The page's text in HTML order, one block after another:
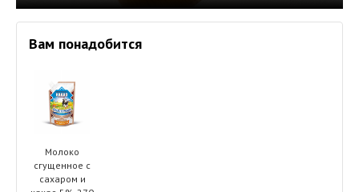
Вам понадобится
Молоко
сгущенное с
сахаром и